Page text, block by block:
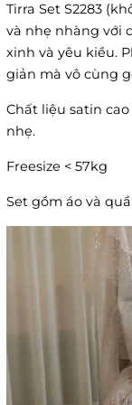
Tirra Set S2283
và nhẹ nhàng với
xinh và yêu kiều.
giản mà vô cùng
Chất liệu satin
nhẹ.
Freesize < 57kg
Set gồm áo và